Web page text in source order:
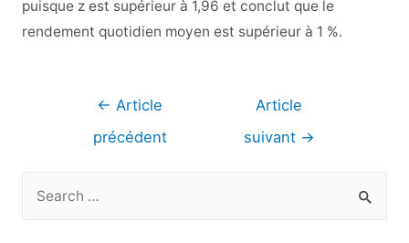
puisque z est supérieur à 1,96 et conclut que le
rendement quotidien moyen est supérieur à 1 %.
Navigation
l’article
← Article
précédent
Article
suivant →